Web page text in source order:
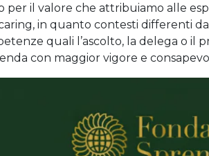
per il valore che attribuiamo alle
in quanto contesti differenti
quali l’ascolto, la delega o il
con maggior vigore e